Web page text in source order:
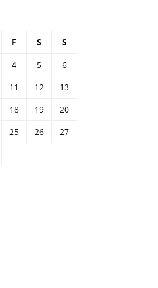
F S S
4 5
6
11 12
13
18 19
20
25 26
27